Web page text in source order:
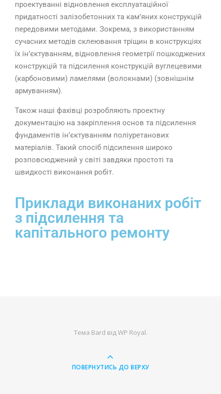
проектуванні відновлення експлуатаційної
придатності залізобетонних та кам’яних конструкцій
передовими методами. Зокрема, з використанням
сучасних методів склеювання тріщин в конструкціях
їх ін’єктуванням, відновлення геометрії пошкоджених
конструкцій та підсилення конструкцій вуглецевими
(карбоновими) ламелями (волокнами) (зовнішнім
армуванням).
Також наші фахівці розробляють проектну
документацію на закріплення основ та підсилення
фундаментів ін’єктуванням поліуретанових
матеріалів. Такий спосіб підсилення широко
розповсюджений у світі завдяки простоті та
швидкості виконання робіт.
Приклади виконаних робіт
з підсилення та
капітального ремонту
Тема Bard відWP Royal.
ПОВЕРНУТИСЬ ДО ВЕРХУ